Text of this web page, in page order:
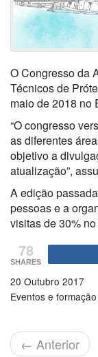
O Congresso da
Técnicos de
maio de 2018 no
“O congresso
as diferentes
objetivo a
atualização”,
A edição
pessoas e a
visitas de 30%
78
SHARES
20 Outubro 2017
Eventos e formação
← Anterior